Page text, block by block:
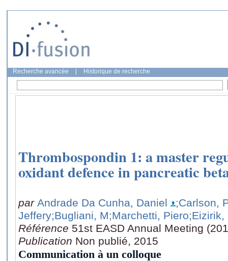
Recherche avancée Historique de recherche
Thrombospondin 1: a master
oxidant defence in pancreatic
par Andrade Da Cunha, Daniel
;Carlson,
Jeffery;Bugliani, M;Marchetti, Piero;Eizirik,
Référence 51st EASD Annual Meeting
Publication Non publié, 2015
Communication à un colloque